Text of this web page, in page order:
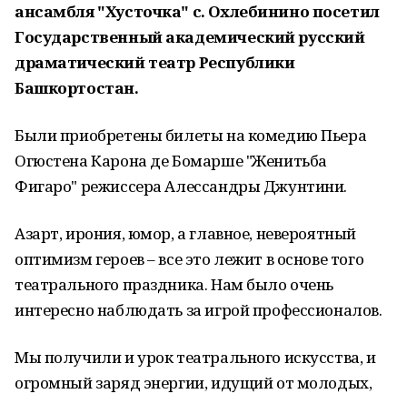
ансамбля "Хусточка" с. Охлебинино посетил
Государственный академический русский
драматический театр Республики
Башкортостан.
Были приобретены билеты на комедию Пьера
Огюстена Карона де Бомарше "Женитьба
Фигаро" режиссера Алессандры Джунтини.
Азарт, ирония, юмор, а главное, невероятный
оптимизм героев – все это лежит в основе того
театрального праздника. Нам было очень
интересно наблюдать за игрой профессионалов.
Мы получили и урок театрального искусства, и
огромный заряд энергии, идущий от молодых,